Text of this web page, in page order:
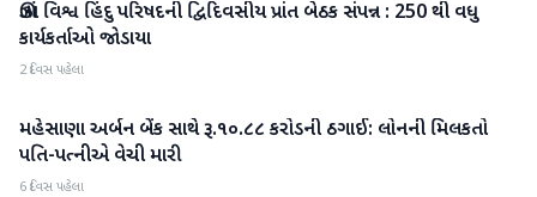
મહેસાણા
ઊંઝા વિશ્વ હિંદુ પરિષદની દ્વિદિવસીય પ્રાંત બેઠક સંપન્ન : 250 થી વધુ
કાર્યકર્તાઓ જોડાયા
2 દિવસ પહેલા
મહેસાણા
મહેસાણા અર્બન બેંક સાથે રૂ.૧૦.૮૮ કરોડની ઠગાઈ: લોનની મિલકતો
પતિ-પત્નીએ વેચી મારી
6 દિવસ પહેલા